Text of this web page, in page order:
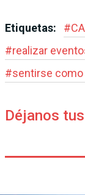
Etiquetas: #
#realizar
#sentirse como
Déjanos